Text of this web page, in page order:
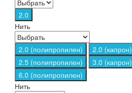
2.0
Нить
2.0 (полипропилен)
2.0 (капрон)
2.5 (полипропилен)
3.0 (капрон)
6.0 (полипропилен)
Нить